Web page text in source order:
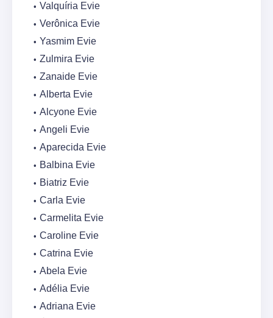
Valquíria Evie
Verônica Evie
Yasmim Evie
Zulmira Evie
Zanaide Evie
Alberta Evie
Alcyone Evie
Angeli Evie
Aparecida Evie
Balbina Evie
Biatriz Evie
Carla Evie
Carmelita Evie
Caroline Evie
Catrina Evie
Abela Evie
Adélia Evie
Adriana Evie